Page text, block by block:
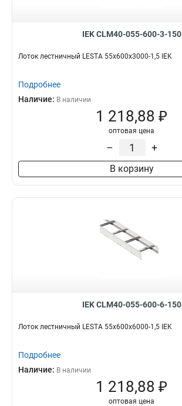
IEK CLM40-055-600-3-150
Лоток лестничный LESTA 55х600х3000-1,5 IEK
Подробнее
Наличие: В наличии
1 218,88 ₽
оптовая цена
– +
В корзину
IEK CLM40-055-600-6-150
Лоток лестничный LESTA 55х600х6000-1,5 IEK
Подробнее
Наличие: В наличии
1 218,88 ₽
оптовая цена